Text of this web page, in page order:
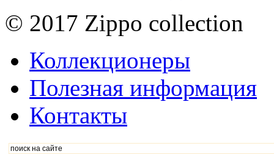
© 2017 Zippo collection
Коллекционеры
Полезная информация
Контакты